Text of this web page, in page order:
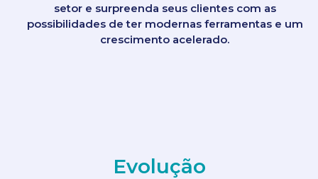
setor e surpreenda seus clientes com as
possibilidades de ter modernas ferramentas e um
crescimento acelerado.
Evolução